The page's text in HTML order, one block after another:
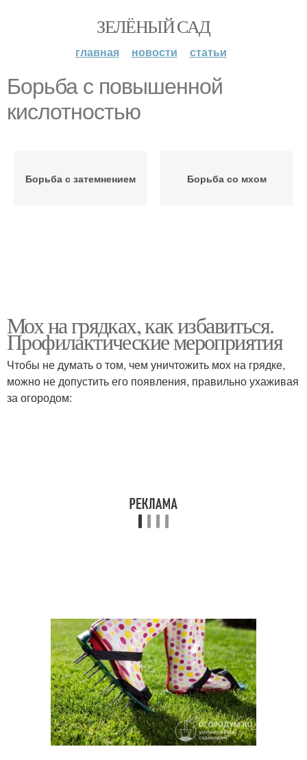
ЗЕЛЁНЫЙ САД
главная новости статьи
Борьба с повышенной
кислотностью
Борьба с затемнением Борьба со мхом
Мох на грядках, как избавиться.
Профилактические мероприятия
Чтобы не думать о том, чем уничтожить мох на грядке,
можно не допустить его появления, правильно ухаживая
за огородом: